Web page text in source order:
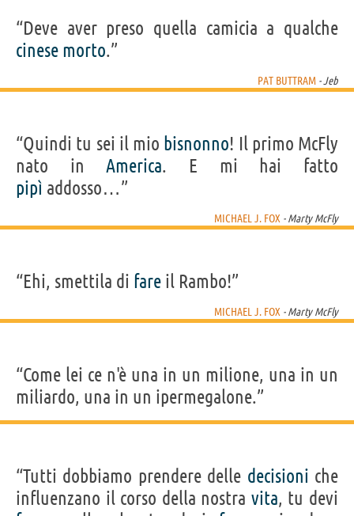
“Deve aver preso quella camicia a qualche
cinese morto.”
PAT BUTTRAM - Jeb
“Quindi tu sei il mio bisnonno! Il primo McFly
nato inAmerica. E mi hai fatto
pipì addosso…”
MICHAEL J. FOX - Marty McFly
“Ehi, smettila di fare il Rambo!”
MICHAEL J. FOX - Marty McFly
“Come lei ce n'è una in un milione, una in un
miliardo, una in un ipermegalone.”
“Tutti dobbiamo prendere delle decisioni che
influenzano il corso della nostra vita, tu devi